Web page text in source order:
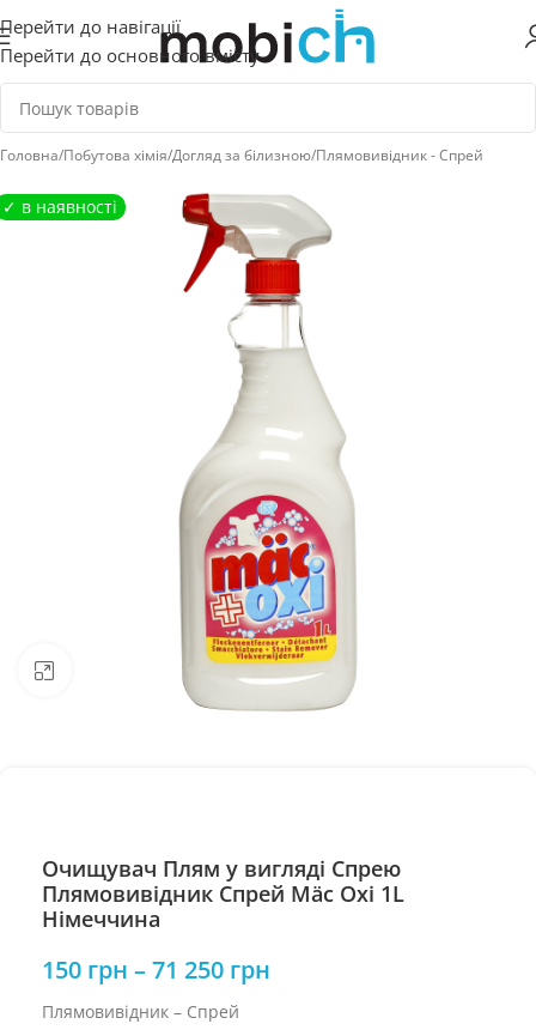
Перейти до навігації
Перейти до основного вмісту
Головна/Побутова хімія/Догляд за білизною/Плямовивідник - Спрей
Натисніть, щоб збільшити
Очищувач Плям у вигляді Спрею
Плямовивідник Спрей Mäc Oxi 1L
Німеччина
150 грн –71 250 грн
Плямовивідник – Спрей